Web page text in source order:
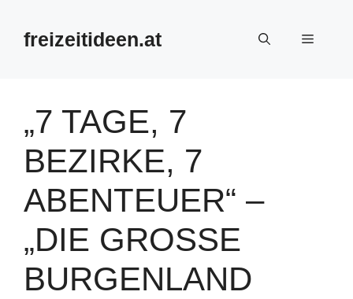
Inhalt
springenfreizeitideen.at Menü
„7 TAGE, 7
BEZIRKE, 7
ABENTEUER“ –
„DIE GROSSE B
URGENLAND T